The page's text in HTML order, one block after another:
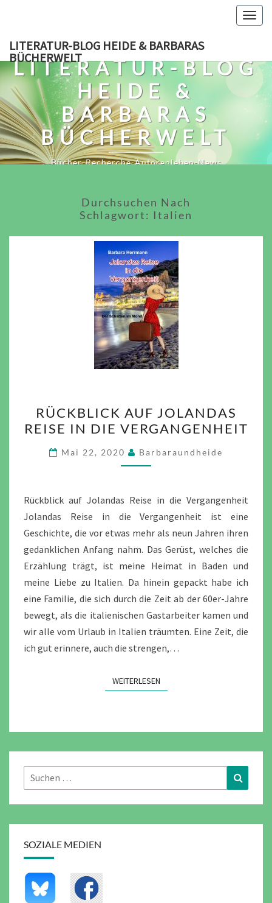
content
LITERATUR-BLOG HEIDE & BARBARAS
BÜCHERWELT
LITERATUR-BLOG
HEIDE &
BARBARAS
BÜCHERWELT
Bücher-Recherche-Autorenleben-News
Durchsuchen Nach
Schlagwort: Italien
AUF
JOLANDAS
REISE
IN
VERGANGENHEIT
RÜCKBLICK AUF JOLANDAS
REISE IN DIE VERGANGENHEIT
Mai 22, 2020 Barbaraundheide
Rückblick auf Jolandas Reise in die Vergangenheit
Jolandas Reise in die Vergangenheit ist eine
Geschichte, die vor etwas mehr als neun Jahren ihren
gedanklichen Anfang nahm. Das Gerüst, welches die
Erzählung trägt, ist meine Heimat in Baden und
meine Liebe zu Italien. Da hinein gepackt habe ich
eine Familie, die sich durch die Zeit ab der 60er-Jahre
bewegt, als die italienischen Gastarbeiter kamen und
wir alle vom Urlaub in Italien träumten. Eine Zeit, die
ich gut erinnere, auch die strengen,…
WEITERLESENWEITERLESEN
Suchen
nach:
SOZIALE MEDIEN